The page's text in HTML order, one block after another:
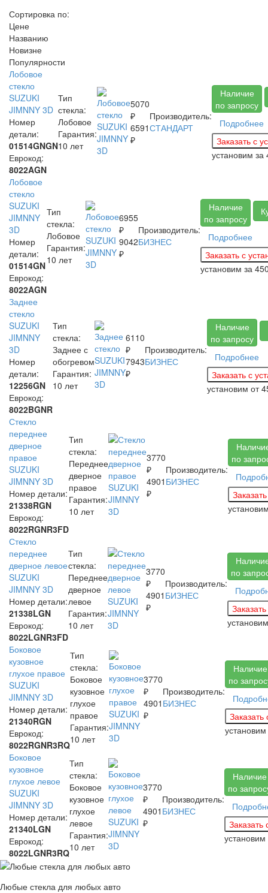
Сортировка по:
Цене
Названию
Новизне
Популярности
Лобовое
стекло
SUZUKI
JIMNNY 3D
Номер
детали:
01514GNGN
Еврокод:
8022AGN
Тип
стекла:
Лобовое
Гарантия:
10 лет
5070
₽
6591
₽
Производитель:
СТАНДАРТ
Наличие
по запросу
Подробнее
установим за
Лобовое
стекло
SUZUKI
JIMNNY
3D
Номер
детали:
01514GN
Еврокод:
8022AGN
Тип
стекла:
Лобовое
Гарантия:
10 лет
6955
₽
9042
₽
Производитель:
БИЗНЕС
Наличие
по запросу
Подробнее
установим за
Заднее
стекло
SUZUKI
JIMNNY
3D
Номер
детали:
12256GN
Еврокод:
8022BGNR
Тип
стекла:
Заднее с
обогревом
Гарантия:
10 лет
6110
₽
7943
₽
Производитель:
БИЗНЕС
Наличие
по запросу
Подробнее
установим от
Стекло
переднее
дверное
правое
SUZUKI
JIMNNY 3D
Номер детали:
21338RGN
Еврокод:
8022RGNR3FD
Тип
стекла:
Переднее
дверное
правое
Гарантия:
10 лет
3770
₽
4901
₽
Производитель:
БИЗНЕС
по
Стекло
переднее
дверное левое
SUZUKI
JIMNNY 3D
Номер детали:
21338LGN
Еврокод:
8022LGNR3FD
Тип
стекла:
Переднее
дверное
левое
Гарантия:
10 лет
3770
₽
4901
₽
Производитель:
БИЗНЕС
по
Боковое
кузовное
глухое правое
SUZUKI
JIMNNY 3D
Номер детали:
21340RGN
Еврокод:
8022RGNR3RQ
Тип
стекла:
Боковое
кузовное
глухое
правое
Гарантия:
10 лет
3770
₽
4901
₽
Производитель:
БИЗНЕС
Наличие
по
установим
Боковое
кузовное
глухое левое
SUZUKI
JIMNNY 3D
Номер детали:
21340LGN
Еврокод:
8022LGNR3RQ
Тип
стекла:
Боковое
кузовное
глухое
левое
Гарантия:
10 лет
3770
₽
4901
₽
Производитель:
БИЗНЕС
Наличие
по
установим
Любые стекла для любых авто